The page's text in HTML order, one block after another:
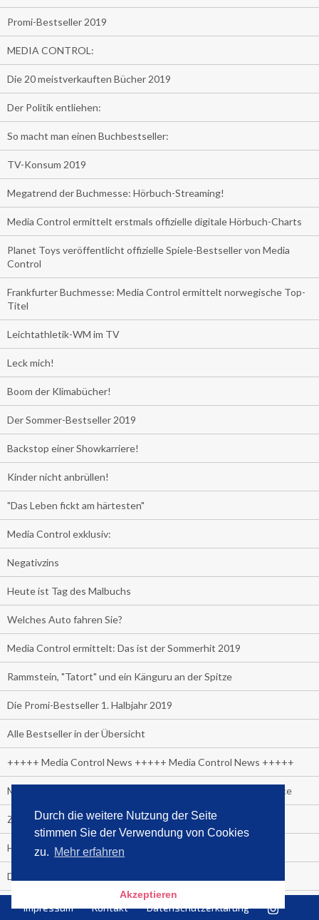
Durch die weitere Nutzung der Seite
stimmen Sie der Verwendung von Cookies
zu. Mehr erfahren
Akzeptieren
Promi-Bestseller 2019
MEDIA CONTROL:
Die 20 meistverkauften Bücher 2019
Der Politik entliehen:
So macht man einen Buchbestseller:
TV-Konsum 2019
Megatrend der Buchmesse: Hörbuch-Streaming!
Media Control ermittelt erstmals offizielle digitale Hörbuch-Charts
Planet Toys veröffentlicht offizielle Spiele-Bestseller von Media
Control
Frankfurter Buchmesse: Media Control ermittelt norwegische Top-
Titel
Leichtathletik-WM im TV
Leck mich!
Boom der Klimabücher!
Der Sommer-Bestseller 2019
Backstop einer Showkarriere!
Kinder nicht anbrüllen!
"Das Leben fickt am härtesten"
Media Control exklusiv:
Negativzins
Heute ist Tag des Malbuchs
Welches Auto fahren Sie?
Media Control ermittelt: Das ist der Sommerhit 2019
Rammstein, "Tatort" und ein Känguru an der Spitze
Die Promi-Bestseller 1. Halbjahr 2019
Alle Bestseller in der Übersicht
+++++ Media Control News +++++ Media Control News +++++
Media Control beruft Arnd von Conrady zum Leiter E-Commerce
Zuschauer-Trend der Fußball Frauen WM:
Heute wäre sie 90 Jahre alt geworden.
Das beliebteste Tatort-Duo ist?
Impressum Kontakt Datenschutzerklärung